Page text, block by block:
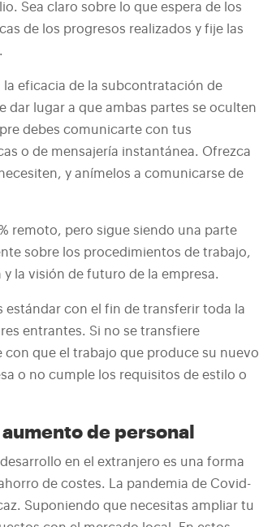
Sea claro sobre lo que espera de los
de los progresos realizados y fije las
eficacia de la subcontratación de
dar lugar a que ambas partes se oculten
debes comunicarte con tus
o de mensajería instantánea. Ofrezca
y anímelos a comunicarse de
remoto, pero sigue siendo una parte
sobre los procedimientos de trabajo,
la visión de futuro de la empresa.
con el fin de transferir toda la
entrantes. Si no se transfiere
que el trabajo que produce su nuevo
o no cumple los requisitos de estilo o
de personal
en el extranjero es una forma
de costes. La pandemia de Covid-
Suponiendo que necesitas ampliar tu